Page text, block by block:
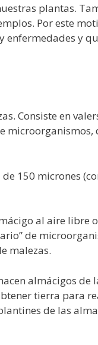
plantas.
Por este
y
Consiste en
microorganismos,
150 micrones
al aire libre
de
malezas.
almácigos de
tierra para
de las